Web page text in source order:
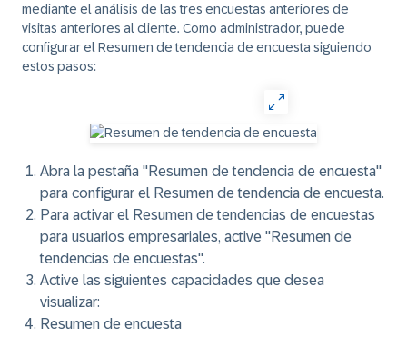
mediante el análisis de las tres encuestas anteriores de
visitas anteriores al cliente. Como administrador, puede
configurar el Resumen de tendencia de encuesta siguiendo
estos pasos:
Abra la pestaña "Resumen de tendencia de encuesta"
para configurar el Resumen de tendencia de encuesta.
Para activar el Resumen de tendencias de encuestas
para usuarios empresariales, active "Resumen de
tendencias de encuestas".
Active las siguientes capacidades que desea
visualizar:
Resumen de encuesta